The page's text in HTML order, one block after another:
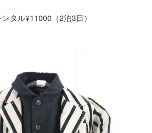
ンタル¥11000（2泊3日）